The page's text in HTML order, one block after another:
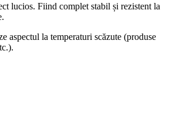
lucios. Fiind complet stabil și rezistent la
aspectul la temperaturi scăzute (produse